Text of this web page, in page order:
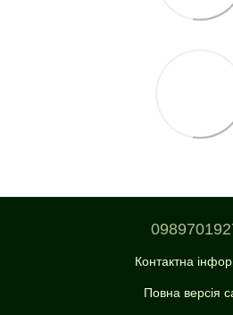
Контактна
Повна версія